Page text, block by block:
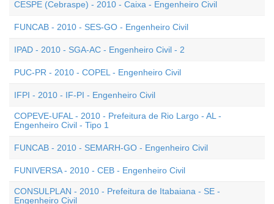
CESPE (Cebraspe) - 2010 - Caixa - Engenheiro Civil
FUNCAB - 2010 - SES-GO - Engenheiro Civil
IPAD - 2010 - SGA-AC - Engenheiro Civil - 2
PUC-PR - 2010 - COPEL - Engenheiro Civil
IFPI - 2010 - IF-PI - Engenheiro Civil
COPEVE-UFAL - 2010 - Prefeitura de Rio Largo - AL -
Engenheiro Civil - Tipo 1
FUNCAB - 2010 - SEMARH-GO - Engenheiro Civil
FUNIVERSA - 2010 - CEB - Engenheiro Civil
CONSULPLAN - 2010 - Prefeitura de Itabaiana - SE -
Engenheiro Civil